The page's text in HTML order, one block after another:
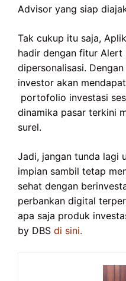
Advisor yang siap
Tak cukup itu saja,
hadir dengan fitur
dipersonalisasi.
investor akan
portofolio investasi
dinamika pasar terkini
surel.
Jadi, jangan tunda lagi
impian sambil tetap
sehat dengan
perbankan digital
apa saja produk
by DBS di sini.